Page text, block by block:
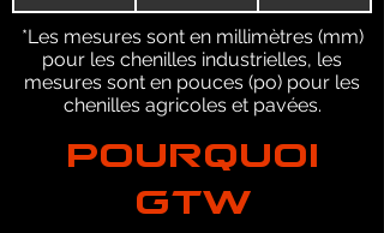
*Les mesures sont en millimètres (mm)
pour les chenilles industrielles, les
mesures sont en pouces (po) pour les
chenilles agricoles et pavées.
POURQUOI
GTW